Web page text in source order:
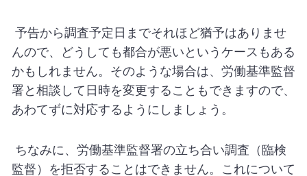
予告から調査予定日までそれほど猶予はありませ
んので、どうしても都合が悪いというケースもある
かもしれません。そのような場合は、労働基準監督
署と相談して日時を変更することもできますので、
あわてずに対応するようにしましょう。
ちなみに、労働基準監督署の立ち合い調査（臨検
監督）を拒否することはできません。これについて